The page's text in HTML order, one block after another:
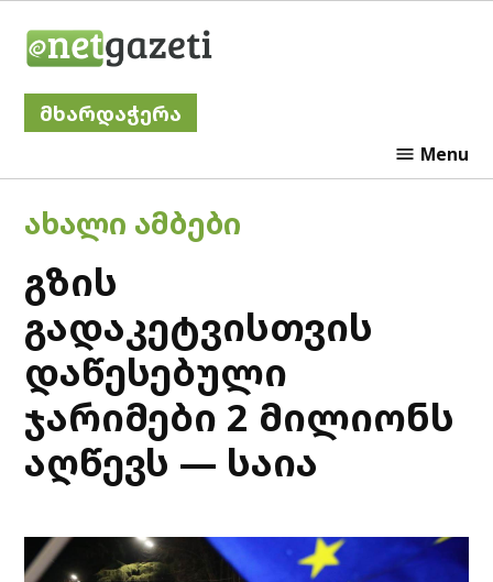
მხარდაჭერა
Menu
POSTED
IN
ᲐᲮᲐᲚᲘ ᲐᲛᲑᲔᲑᲘ
გზის
გადაკეტვისთვის
დაწესებული
ჯარიმები 2 მილიონს
აღწევს — საია